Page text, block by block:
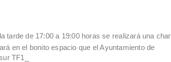
tarde de 17:00 a 19:00 horas se realizará una
en el bonito espacio que el Ayuntamiento de
TF1_